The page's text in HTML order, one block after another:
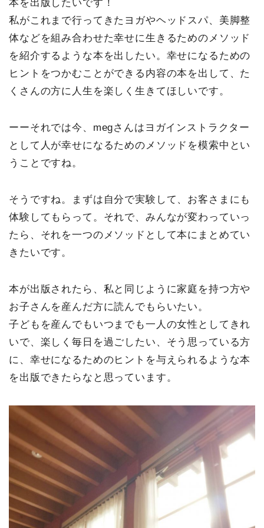
本を出版したいです！
私がこれまで行ってきたヨガやヘッドスパ、美脚整
体などを組み合わせた幸せに生きるためのメソッド
を紹介するような本を出したい。幸せになるための
ヒントをつかむことができる内容の本を出して、た
くさんの方に人生を楽しく生きてほしいです。
ーーそれでは今、megさんはヨガインストラクター
として人が幸せになるためのメソッドを模索中とい
うことですね。
そうですね。まずは自分で実験して、お客さまにも
体験してもらって。それで、みんなが変わっていっ
たら、それを一つのメソッドとして本にまとめてい
きたいです。
本が出版されたら、私と同じように家庭を持つ方や
お子さんを産んだ方に読んでもらいたい。
子どもを産んでもいつまでも一人の女性としてきれ
いで、楽しく毎日を過ごしたい、そう思っている方
に、幸せになるためのヒントを与えられるような本
を出版できたらなと思っています。